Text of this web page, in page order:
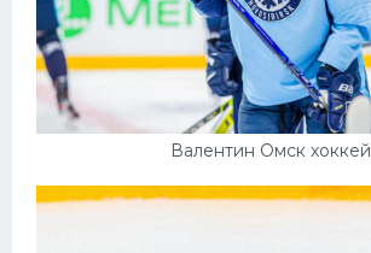
Валентин Омск хоккей